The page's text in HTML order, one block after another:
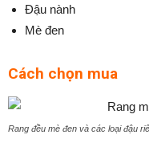
Đậu nành
Mè đen
Cách chọn mua
Rang đều mè đen và các loại đậu